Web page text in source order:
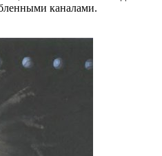
каналами.